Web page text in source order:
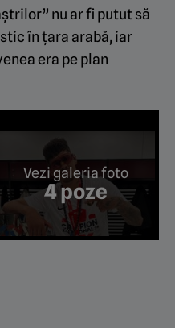
nu ar fi putut să
în țara arabă, iar
era pe plan
Vezi galeria foto
4 poze